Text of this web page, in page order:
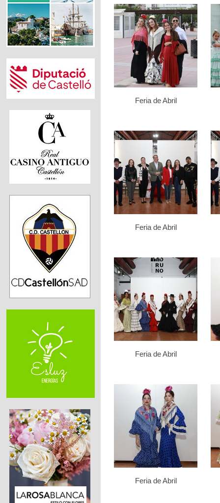
Feria de Abril
Feria de Abril
Feria de Abril
Feria de Abril